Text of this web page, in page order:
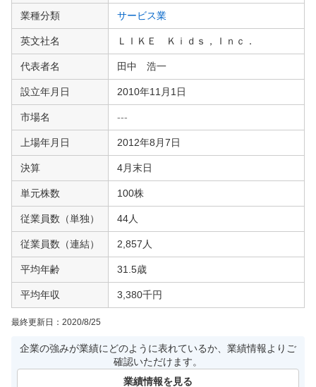
業種分類 サービス業
英文社名 ＬＩＫＥ Ｋｉｄｓ，Ｉｎｃ．
代表者名 田中 浩一
設立年月日 2010年11月1日
市場名 ---
上場年月日 2012年8月7日
決算 4月末日
単元株数 100株
従業員数（単独） 44人
従業員数（連結） 2,857人
平均年齢 31.5歳
平均年収 3,380千円
最終更新日： 2020/8/25
企業の強みが業績にどのように表れているか、業績情報よりご
確認いただけます。
業績情報を見る